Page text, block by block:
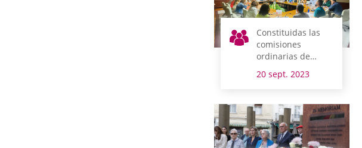
Constituidas las
comisiones
ordinarias de
de Álava para la XII
20 sept. 2023